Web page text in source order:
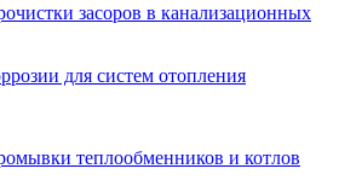
засоров в канализационных
для систем отопления
теплообменников и котлов